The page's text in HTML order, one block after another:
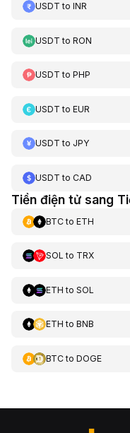
USDT to INR
USDT to RON
USDT to PHP
USDT to EUR
USDT to JPY
USDT to CAD
Tiền điện tử sang
BTCto ETH
SOL to TRX
ETH to SOL
ETH to BNB
BTCto DOGE